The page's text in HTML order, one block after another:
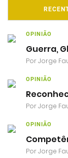
OPINIÃO
Guerra,
PorJorge
OPINIÃO
PorJorge
OPINIÃO
PorJorge